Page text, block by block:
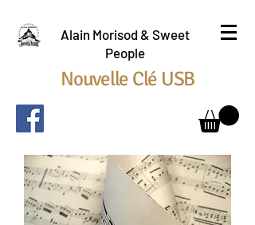
Alain Morisod & Sweet
People
Nouvelle Clé USB